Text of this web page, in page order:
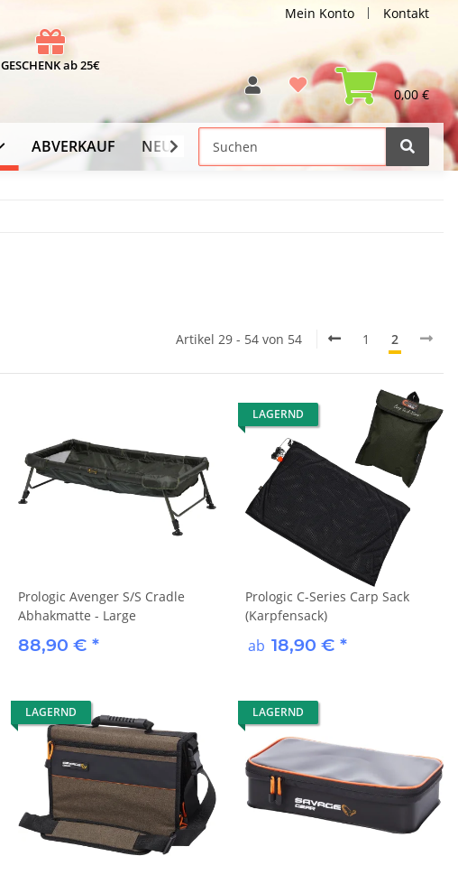
Mein Konto Kontakt
GESCHENK ab 25€
0,00 €
ABVERKAUF NEU Versand-Info
Artikel 29 - 54 von 54 1 2
Prologic Avenger S/S Cradle
Abhakmatte - Large
88,90 € *
LAGERND
Prologic C-Series Carp Sack
(Karpfensack)
ab 18,90 € *
LAGERND LAGERND